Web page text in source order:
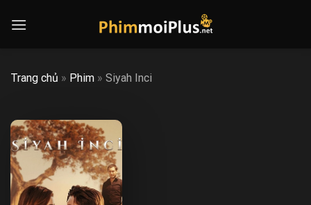
Trang chủ » Phim » Siyah Inci